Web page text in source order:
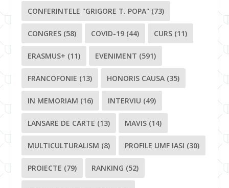
CONFERINTELE "GRIGORE T. POPA" (73)
CONGRES (58) COVID-19 (44) CURS (11)
ERASMUS+ (11) EVENIMENT (591)
FRANCOFONIE (13) HONORIS CAUSA (35)
IN MEMORIAM (16) INTERVIU (49)
LANSARE DE CARTE (13) MAVIS (14)
MULTICULTURALISM (8) PROFILE UMF IASI (30)
PROIECTE (79) RANKING (52)